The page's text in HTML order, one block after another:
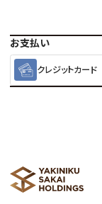
お支払い
クレジットカード